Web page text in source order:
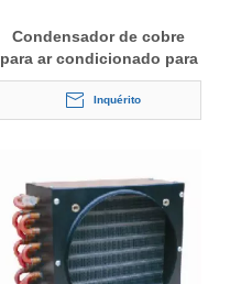
Condensador de cobre
para ar condicionado para
o mercado indiano
Inquérito